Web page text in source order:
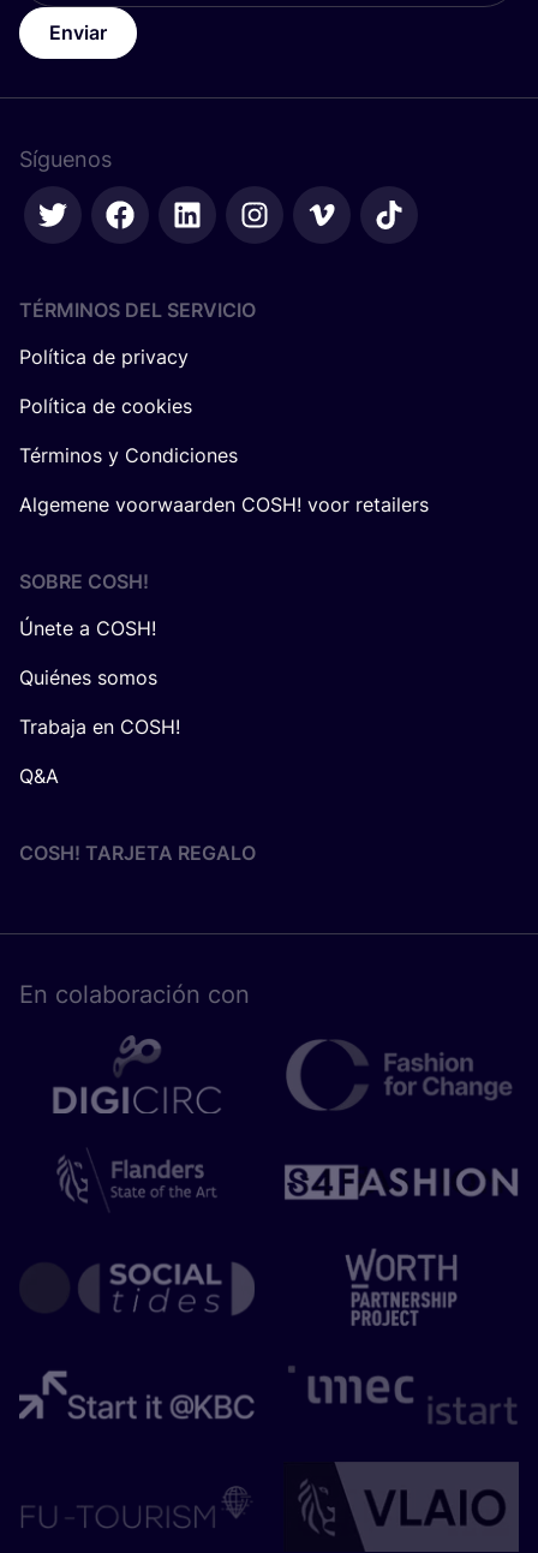
Enviar
Síguenos
TÉRMINOS DEL SERVICIO
Política de privacy
Política de cookies
Términos y Condiciones
Algemene voorwaarden COSH! voor retailers
SOBRE COSH!
Únete a COSH!
Quiénes somos
Trabaja en COSH!
Q&A
COSH! TARJETA REGALO
En cola­bo­ra­ción con